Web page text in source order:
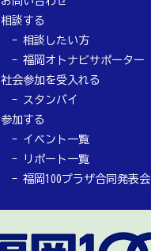
相談する
相談したい方
福岡オトナビサポーター
社会参加を受入れる
スタンバイ
参加する
イベント一覧
リポート一覧
福岡100プラザ合同発表会